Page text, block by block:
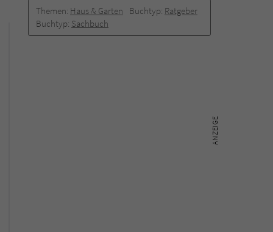
Themen: Haus & Garten Buchtyp: Ratgeber
Buchtyp: Sachbuch